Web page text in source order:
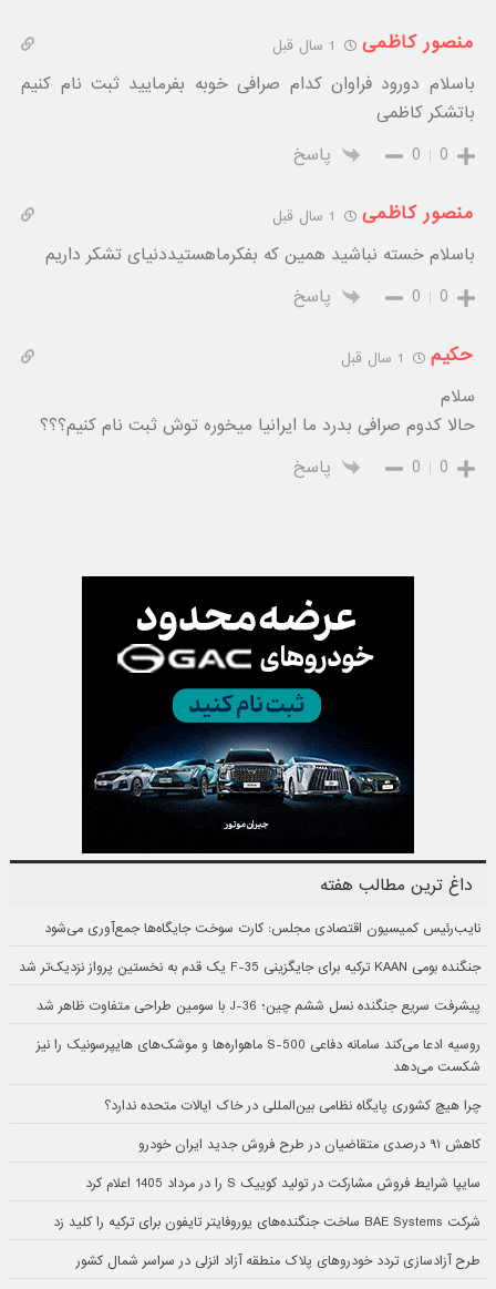
منصور کاظمی
باسلام دورود فراوان کدام صرافی خوبه بفرمایید ثبت نام کنیم
باتشکر کاظمی
0
0 پاسخ
منصور کاظمی
باسلام خسته نباشید همین که بفکرماهستیددنیای تشکر داریم
0
0 پاسخ
حکیم
سلام
حالا کدوم صرافی بدرد ما ایرانیا میخوره توش ثبت نام کنیم؟؟؟
0
0 پاسخ
داغ ترین مطالب هفته
نایب‌رئیس کمیسیون اقتصادی مجلس: کارت سوخت جایگاه‌ها جمع‌آوری می‌شود
جنگنده بومی KAAN ترکیه برای جایگزینی F-35 یک قدم به نخستین پرواز نزدیک‌تر شد
پیشرفت سریع جنگنده نسل ششم چین؛ J-36 با سومین طراحی متفاوت ظاهر شد
روسیه ادعا می‌کند سامانه دفاعی S-500 ماهواره‌ها و موشک‌های هایپرسونیک را نیز
شکست می‌دهد
چرا هیچ کشوری پایگاه نظامی بین‌المللی در خاک ایالات متحده ندارد؟
کاهش ۹۱ درصدی متقاضیان در طرح فروش جدید ایران خودرو
سایپا شرایط فروش مشارکت در تولید کوییک S را در مرداد 1405 اعلام کرد
شرکت BAE Systems ساخت جنگنده‌های یوروفایتر تایفون برای ترکیه را کلید زد
طرح آزادسازی تردد خودروهای پلاک منطقه آزاد انزلی در سراسر شمال کشور